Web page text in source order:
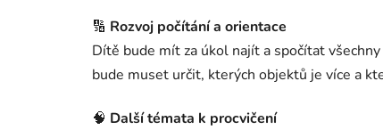
🔢 Rozvoj počítání a orientace
Dítě bude mít za úkol najít a spočítat
bude muset určit, kterých objektů je více a
🧠 Další témata k procvičení